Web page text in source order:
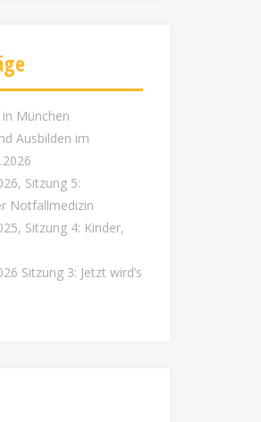
München
Ausbilden im
Sitzung 5:
Notfallmedizin
Sitzung 4: Kinder,
Sitzung 3: Jetzt wird’s